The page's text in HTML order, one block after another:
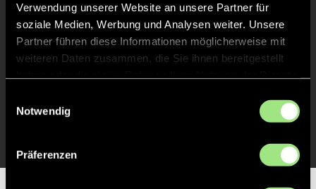
Verwendung unserer Website an unsere Partner für
soziale Medien, Werbung und Analysen weiter. Unsere
Partner führen diese Informationen möglicherweise mit
weiteren Daten zusammen, die Sie ihnen bereitgestellt
Notwendig
Präferenzen
17' TOR 2:1, FELDTOR
16' TOR 1:1, FELDTOR
1'